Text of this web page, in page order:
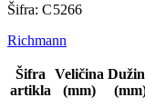
Šifra: C 5266
Richmann
Šifra
artikla
Veličina
(mm)